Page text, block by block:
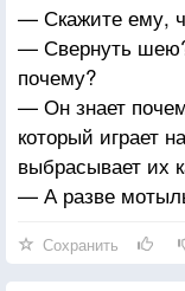
— Скажите ему,
— Свернуть
почему?
— Он знает
который играет
выбрасывает их
— А разве
Сохранить